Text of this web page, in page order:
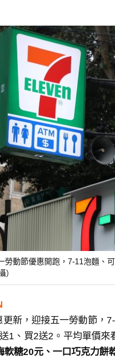
勞動節優惠開跑，7-11泡麵、
）
更新，迎接五一勞動節，
1、買2送2。平均單價來
軟糖20元、一口巧克力餅